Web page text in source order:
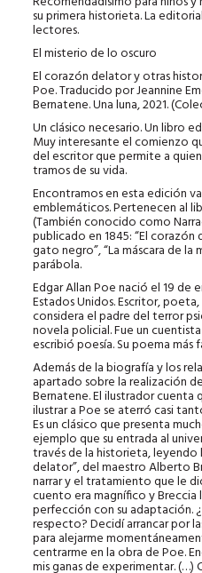
su primera historieta. La
lectores.
El misterio de lo oscuro
El corazón delator y otras
Poe. Traducido por Jeannine
Bernatene. Una luna, 2021.
Un clásico necesario. Un libro
Muy interesante el comienzo
del escritor que permite a
tramos de su vida.
Encontramos en esta edición
emblemáticos. Pertenecen al
(También conocido como
publicado en 1845: “El corazón
gato negro”, “La máscara de la
parábola.
Edgar Allan Poe nació el 19 de
Estados Unidos. Escritor,
considera el padre del terror
novela policial. Fue un
escribió poesía. Su poema más
Además de la biografía y los
apartado sobre la realización
Bernatene. El ilustrador
ilustrar a Poe se aterró casi
Es un clásico que presenta
ejemplo que su entrada al
través de la historieta, leyendo
delator”, del maestro Alberto
narrar y el tratamiento que le
cuento era magnífico y Breccia
perfección con su adaptación.
respecto? Decidí arrancar por
para alejarme
centrarme en la obra de Poe.
mis ganas de experimentar.